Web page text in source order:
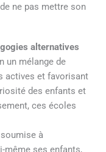
ne pas mettre son
alternatives
un mélange de
actives et favorisant
des enfants et
ces écoles
à
même ses enfants,